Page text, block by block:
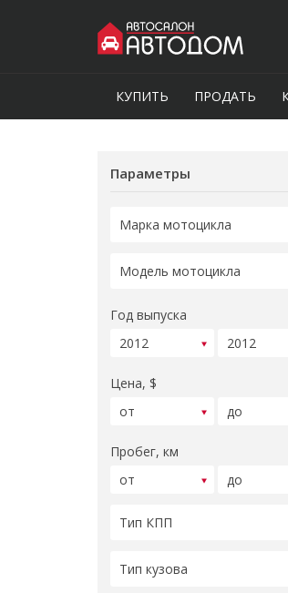
КУПИТЬ ПРОДАТЬ
Параметры
Год выпуска
Цена, $
Пробег, км